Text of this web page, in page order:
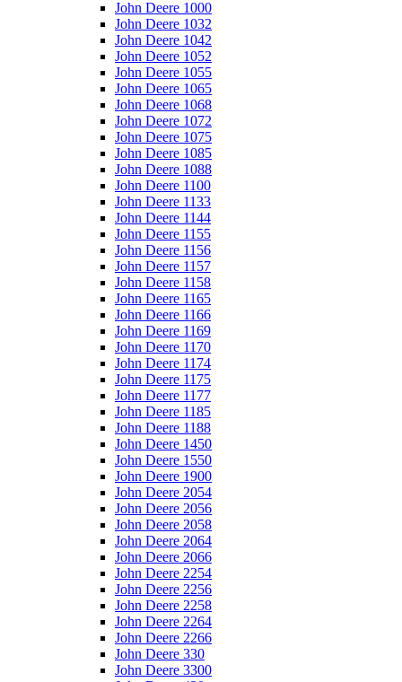
John Deere 1000
John Deere 1032
John Deere 1042
John Deere 1052
John Deere 1055
John Deere 1065
John Deere 1068
John Deere 1072
John Deere 1075
John Deere 1085
John Deere 1088
John Deere 1100
John Deere 1133
John Deere 1144
John Deere 1155
John Deere 1156
John Deere 1157
John Deere 1158
John Deere 1165
John Deere 1166
John Deere 1169
John Deere 1170
John Deere 1174
John Deere 1175
John Deere 1177
John Deere 1185
John Deere 1188
John Deere 1450
John Deere 1550
John Deere 1900
John Deere 2054
John Deere 2056
John Deere 2058
John Deere 2064
John Deere 2066
John Deere 2254
John Deere 2256
John Deere 2258
John Deere 2264
John Deere 2266
John Deere 330
John Deere 3300